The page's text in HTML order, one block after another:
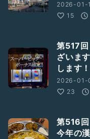
2026-01-
15
第517
ざいま
します！
2026-01-
23
第516
今年の